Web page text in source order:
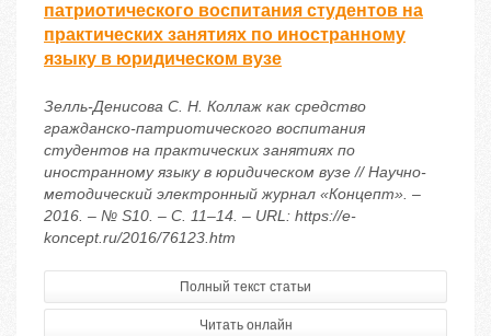
патриотического воспитания студентов на
практических занятиях по иностранному
языку в юридическом вузе
Зелль-Денисова С. Н. Коллаж как средство
гражданско-патриотического воспитания
студентов на практических занятиях по
иностранному языку в юридическом вузе // Научно-
методический электронный журнал «Концепт». –
2016. – № S10. – С. 11–14. – URL: https://e-
koncept.ru/2016/76123.htm
Полный текст статьи
Читать онлайн